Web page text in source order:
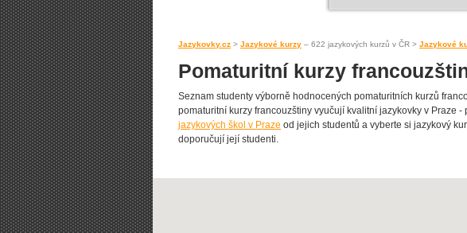
Jazykovky.cz > Jazykové kurzy – 622 jazykových kurzů v ČR > Jazykové
Pomaturitní kurzy
Seznam studenty výborně hodnocených pomaturitních kurzů
pomaturitní kurzy francouzštiny vyučují kvalitní jazykovky v Praze -
jazykových škol v Praze od jejich studentů a vyberte si jazykový
doporučují její studenti.